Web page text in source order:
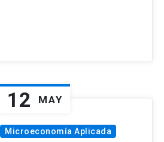
12 MAY
Microeconomía Aplicada